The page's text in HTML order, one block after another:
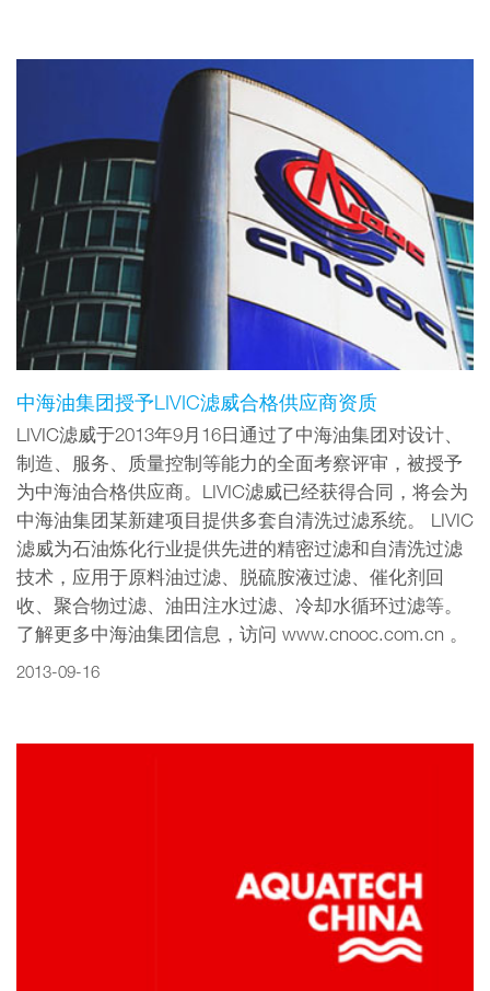
中海油集团授予LIVIC滤威合格供应商资质
LIVIC滤威于2013年9月16日通过了中海油集团对设计、
制造、服务、质量控制等能力的全面考察评审，被授予
为中海油合格供应商。LIVIC滤威已经获得合同，将会为
中海油集团某新建项目提供多套自清洗过滤系统。 LIVIC
滤威为石油炼化行业提供先进的精密过滤和自清洗过滤
技术，应用于原料油过滤、脱硫胺液过滤、催化剂回
收、聚合物过滤、油田注水过滤、冷却水循环过滤等。
了解更多中海油集团信息，访问 www.cnooc.com.cn 。
2013-09-16